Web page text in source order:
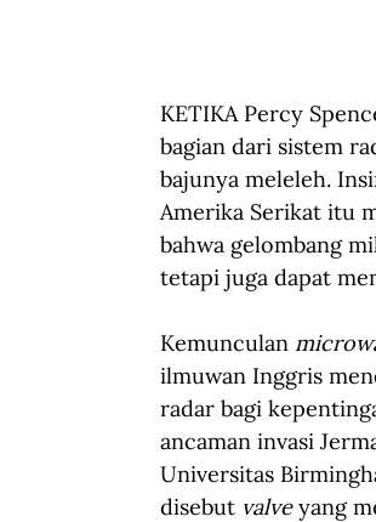
KETIKA Percy
bagian dari sistem
bajunya meleleh.
Amerika Serikat itu
bahwa gelombang
tetapi juga dapat
Kemunculan
ilmuwan Inggris
radar bagi
ancaman invasi
Universitas
disebut valve yang